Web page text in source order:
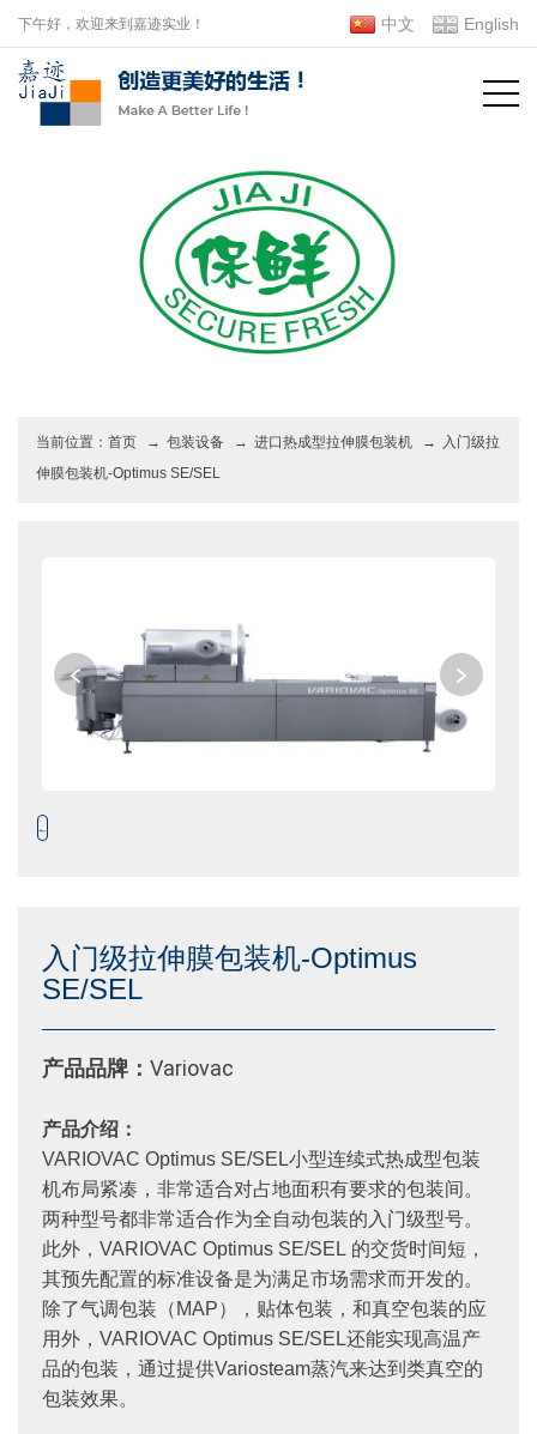
下午好，欢迎来到嘉迹实业！ 中文 English
当前位置： 首页 → 包装设备 → 进口热成型拉伸膜包装机 →
入门级拉
伸膜包装机-Optimus SE/SEL
入门级拉伸膜包装机-Optimus
SE/SEL
产品品牌： Variovac
产品介绍：
VARIOVAC Optimus SE/SEL小型连续式热成型包装
机布局紧凑，非常适合对占地面积有要求的包装间。
两种型号都非常适合作为全自动包装的入门级型号。
此外，VARIOVAC Optimus SE/SEL 的交货时间短，
其预先配置的标准设备是为满足市场需求而开发的。
除了气调包装（MAP），贴体包装，和真空包装的应
用外，VARIOVAC Optimus SE/SEL还能实现高温产
品的包装，通过提供Variosteam蒸汽来达到类真空的
包装效果。